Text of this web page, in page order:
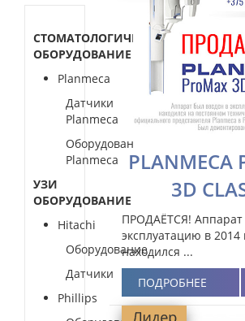
СТОМАТОЛОГИЧЕСКОЕ
ОБОРУДОВАНИЕ
Planmeca
Датчики
Planmeca
Оборудование
Planmeca
УЗИ
ОБОРУДОВАНИЕ
Hitachi
Оборудование
Датчики
Phillips
PLANMECA
3D
ПРОДАЁТСЯ! Аппарат
эксплуатацию в 2014
находился ...
ПОДРОБНЕЕ